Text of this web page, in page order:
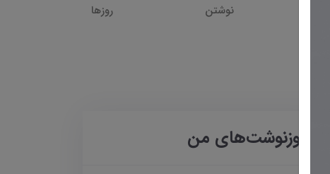
نوشتن
روزها
روزنوشت‌های من